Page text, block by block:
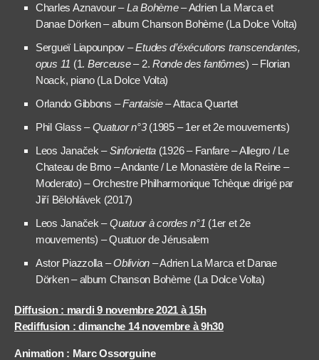
Charles Aznavour –La Bohème– Adrien La Marca et
Danae Dörken – album Chanson Bohème (La Dolce Volta)
Sergueï Liapounpov –Etudes d’éxécutions transcendantes,
opus 11 (1. Berceuse– 2.Ronde des fantômes) – Florian
Noack, piano (La Dolce Volta)
Orlando Gibbons –Fantaisie– Attaca Quartet
Phil Glass –Quatuor n°3(1985 – 1er et 2e mouvements)
Leos Janaček –Sinfonietta(1926 – Fanfare – Allegro / Le
Chateau de Brno – Andante / Le Monastère de la Reine –
Moderato) – Orchestre Philharmonique Tchèque dirigé par
Jiří Bělohlávek (2017)
Leos Janaček –Quatuor à cordes n°1 (1er et 2e
mouvements) – Quatuor de Jérusalem
Astor Piazzolla –Oblivion– Adrien La Marca et Danae
Dörken – album Chanson Bohème (La Dolce Volta)
Diffusion : mardi 9 novembre 2021 à 15h
Rediffusion : dimanche 14 novembre à 9h30
Animation : Marc Ossorguine